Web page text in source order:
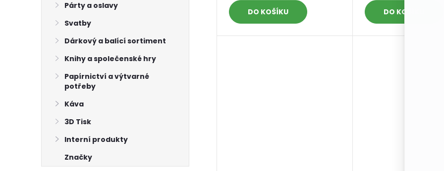
Párty a oslavy
Svatby
Dárkový a balící sortiment
Knihy a společenské hry
Papírnictví a výtvarné
potřeby
Káva
3D Tisk
Interní produkty
Značky
DO KOŠÍKU DO KOŠÍKU